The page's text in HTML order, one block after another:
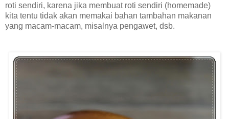
roti sendiri, karena jika membuat roti sendiri (homemade)
kita tentu tidak akan memakai bahan tambahan makanan
yang macam-macam, misalnya pengawet, dsb.